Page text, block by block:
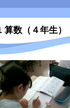
算数（４年生）